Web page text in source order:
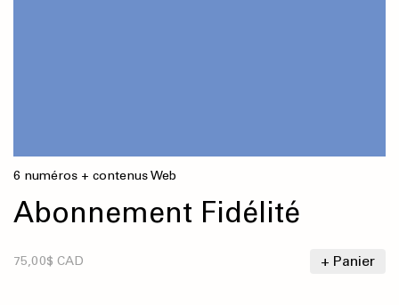
6 numéros + contenus Web
Abonnement Fidélité
75,00$ CAD + Panier